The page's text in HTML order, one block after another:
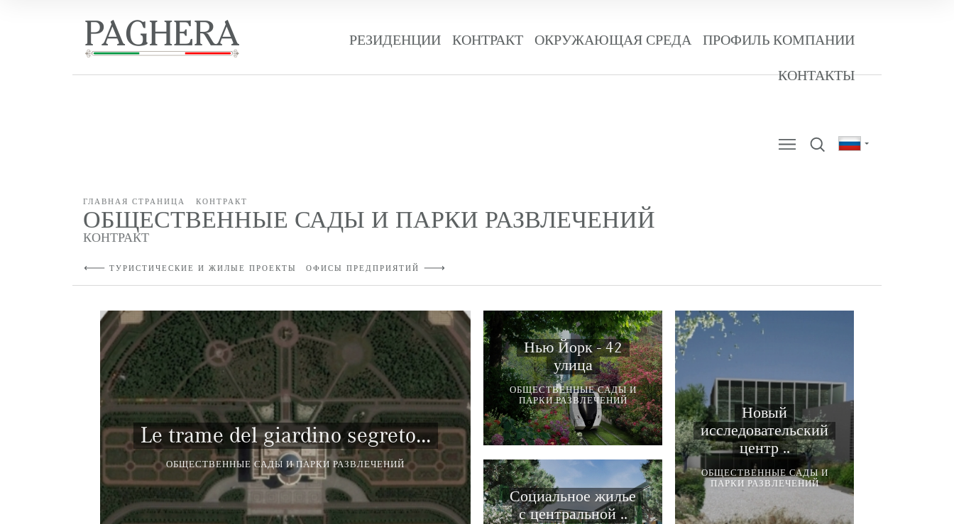
РЕЗИДЕНЦИИ КОНТРАКТ ОКРУЖАЮЩАЯ СРЕДА ПРОФИЛЬ КОМПАНИИ
КОНТАКТЫ
ГЛАВНАЯ СТРАНИЦА КОНТРАКТ
ОБЩЕСТВЕННЫЕ САДЫ И ПАРКИ РАЗВЛЕЧЕНИЙ
КОНТРАКТ
ТУРИСТИЧЕСКИЕ И ЖИЛЫЕ ПРОЕКТЫ ОФИСЫ ПРЕДПРИЯТИЙ
Le trame del giardino segreto...
ОБЩЕСТВЕННЫЕ САДЫ И ПАРКИ РАЗВЛЕЧЕНИЙ
Нью Йорк - 42
улица
ОБЩЕСТВЕННЫЕ САДЫ И
ПАРКИ РАЗВЛЕЧЕНИЙ
Социальное жилье
с центральной ..
Новый
исследовательский
центр ..
ОБЩЕСТВЕННЫЕ САДЫ И
ПАРКИ РАЗВЛЕЧЕНИЙ